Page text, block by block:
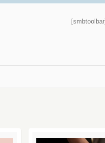
[smbtoolbar]